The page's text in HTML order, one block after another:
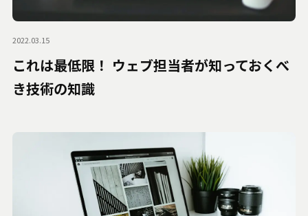
2022.03.15
これは最低限！ ウェブ担当者が知っておくべ
き技術の知識